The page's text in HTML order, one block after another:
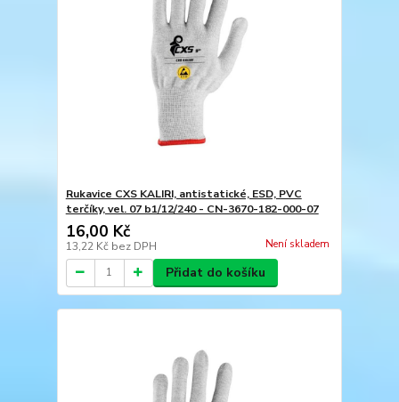
Rukavice CXS KALIRI, antistatické, ESD, PVC
terčíky, vel. 07 b1/12/240 - CN-3670-182-000-07
16,00 Kč
13,22 Kč bez DPH Není skladem
Přidat do košíku